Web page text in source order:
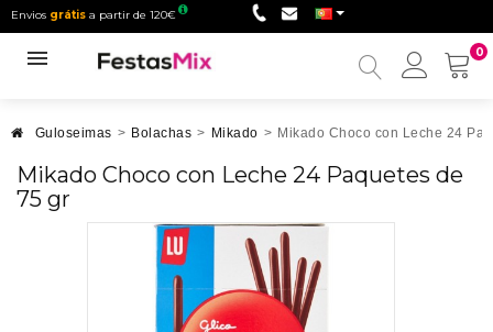
Envios grátis a partir de 120€
0
Minha
Guloseimas > Bolachas > Mikado > Mikado Choco con Leche 24
Mikado Choco con Leche 24 Paquetes de
75 gr